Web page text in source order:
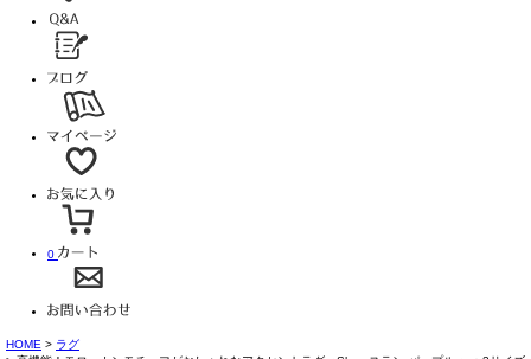
0
HOME
ラグ